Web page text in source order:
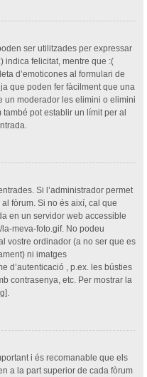
ser utilitzades per expressar
indica felicitat, mentre que :(
d’emoticones al formulari de
que poden fer fàcilment que una
un moderador les elimini o elimini
també pot establir un límit per al
Si l’administrador permet
fòrum. Si no és així, cal que
en un servidor web accessible
meva-foto.gif. No podeu
vostre ordinador (a no ser que es
ni imatges
d’autenticació , p.ex. les bústies
contrasenya, etc. Per mostrar la
i és recomanable que els
a la part superior de cada fòrum